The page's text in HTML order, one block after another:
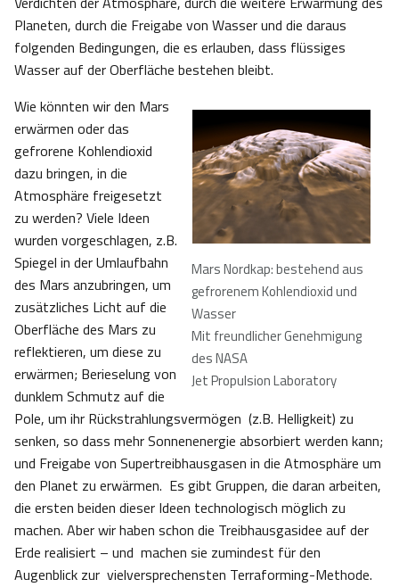
Planeten, durch die Freigabe von Wasser und die daraus
folgenden Bedingungen, die es erlauben, dass flüssiges
Wasser auf der Oberfläche bestehen bleibt.
Mars Nordkap: bestehend aus
gefrorenem Kohlendioxid und
Wasser
Mit freundlicher Genehmigung
des NASA
Jet Propulsion Laboratory
Wie könnten wir den Mars
erwärmen oder das
gefrorene Kohlendioxid
dazu bringen, in die
Atmosphäre freigesetzt
zu werden? Viele Ideen
wurden vorgeschlagen, z.B.
Spiegel in der Umlaufbahn
des Mars anzubringen, um
zusätzliches Licht auf die
Oberfläche des Mars zu
reflektieren, um diese zu
erwärmen; Berieselung von
dunklem Schmutz auf die
Pole, um ihr Rückstrahlungsvermögen (z.B. Helligkeit) zu
senken, so dass mehr Sonnenenergie absorbiert werden kann;
und Freigabe von Supertreibhausgasen in die Atmosphäre um
den Planet zu erwärmen. Es gibt Gruppen, die daran arbeiten,
die ersten beiden dieser Ideen technologisch möglich zu
machen. Aber wir haben schon die Treibhausgasidee auf der
Erde realisiert – und machen sie zumindest für den
Augenblick zur vielversprechensten Terraforming-Methode.